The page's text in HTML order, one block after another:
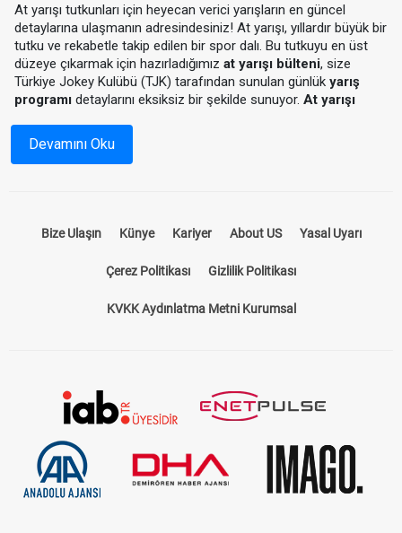
At yarışı tutkunları için heyecan verici yarışların en güncel
detaylarına ulaşmanın adresindesiniz! At yarışı, yıllardır büyük bir
tutku ve rekabetle takip edilen bir spor dalı. Bu tutkuyu en üst
düzeye çıkarmak için hazırladığımızat yarışı bülteni, size
Türkiye Jokey Kulübü (TJK) tarafından sunulan günlükyarış
programı detaylarını eksiksiz bir şekilde sunuyor.At yarışı
durumlarını önceden inceleyebilir, yarışlardan en iyi sonuçları
almak için stratejinizi oluşturabilirsiniz.
kapsamı bir rehberdir. Hangi hipodromda, hangi atların
ve pist koşullarını öğrenmek için ideal bir kaynaktır. Bizim
TJK Yarış Programı ile Güncel Bilgilere
Ulaşın
TJK yarış programı, Türkiye Jokey Kulübü tarafından her gün
Devamını Oku
Bize Ulaşın Künye Kariyer About US Yasal Uyarı
Çerez Politikası Gizlilik Politikası
KVKK Aydınlatma Metni Kurumsal